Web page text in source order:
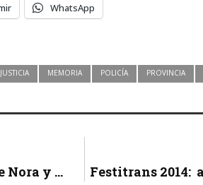
WhatsApp
JUSTICIA MEMORIA POLICÍA PROVINCIA
Nora y ...
Festitrans 2014: